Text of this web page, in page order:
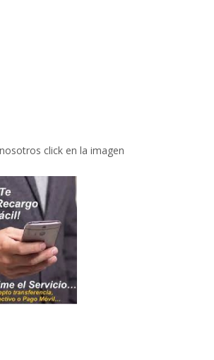
click en la imagen